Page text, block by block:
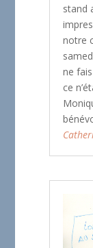
stand
notre
ne
ce